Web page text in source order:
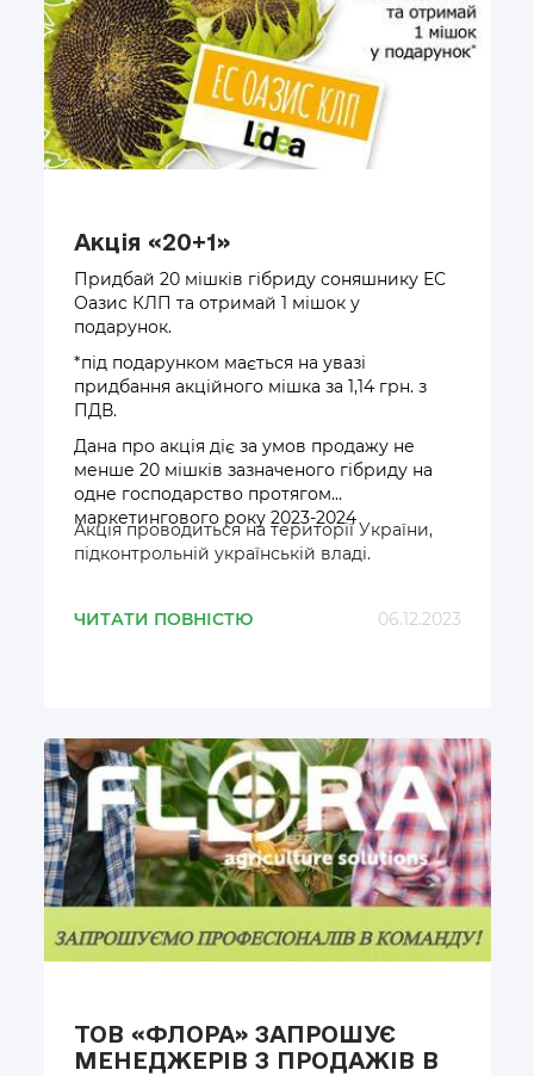
Акція «20+1»
Придбай 20 мішків гібриду соняшнику ЕС
Оазис КЛП та отримай 1 мішок у
подарунок.
*під подарунком мається на увазі
придбання акційного мішка за 1,14 грн. з
ПДВ.
Дана про акція діє за умов продажу не
менше 20 мішків зазначеного гібриду на
одне господарство протягом
маркетингового року 2023-2024
Акція проводиться на території України,
підконтрольній українській владі.
ЧИТАТИ ПОВНІСТЮ 06.12.2023
ТОВ «ФЛОРА» ЗАПРОШУЄ
МЕНЕДЖЕРІВ З ПРОДАЖІВ В